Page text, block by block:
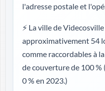
l'adresse postale et
⚡ La ville de
approximativement 54
comme raccordables à
de couverture de 100 %
0 % en 2023.)